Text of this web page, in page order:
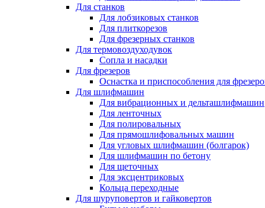
Для станков
Для лобзиковых станков
Для плиткорезов
Для фрезерных станков
Для термовоздуходувок
Сопла и насадки
Для фрезеров
Оснастка и приспособления для
Для шлифмашин
Для вибрационных и дельташлифмашин
Для ленточных
Для полировальных
Для прямошлифовальных машин
Для угловых шлифмашин (болгарок)
Для шлифмашин по бетону
Для щеточных
Для эксцентриковых
Кольца переходные
Для шуруповертов и гайковертов